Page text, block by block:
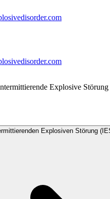
Explosive
Explosiven Störung